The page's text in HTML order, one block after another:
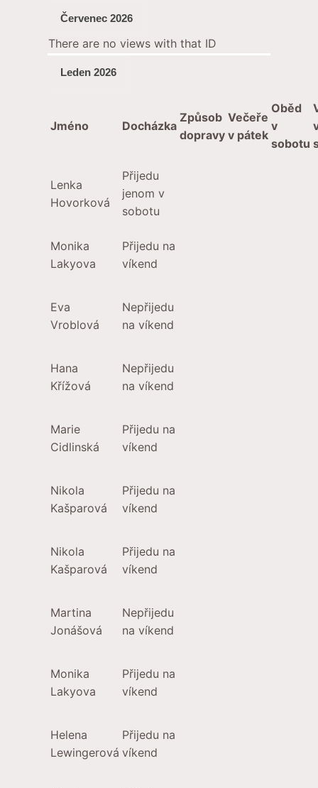
Červenec 2026
There are no views with that ID
Leden 2026
Jméno Docházka
Způsob
dopravy
Večeře
v pátek
Oběd
v
sobotu
Lenka
Hovorková
Přijedu
jenom v
sobotu
Monika
Lakyova
Přijedu na
víkend
Eva
Vroblová
Nepřijedu
na víkend
Hana
Křížová
Nepřijedu
na víkend
Marie
Cidlinská
Přijedu na
víkend
Nikola
Kašparová
Přijedu na
víkend
Nikola
Kašparová
Přijedu na
víkend
Martina
Jonášová
Nepřijedu
na víkend
Monika
Lakyova
Přijedu na
víkend
Helena
Lewingerová
Přijedu na
víkend